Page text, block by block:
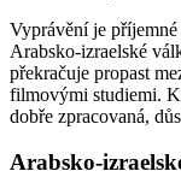
Vyprávění je
Arabsko-izraelské
překračuje propast
filmovými studiemi.
dobře zpracovaná,
Arabsko-